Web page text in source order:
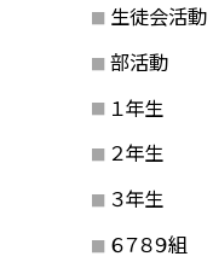
生徒会活動
部活動
１年生
２年生
３年生
６７８９組